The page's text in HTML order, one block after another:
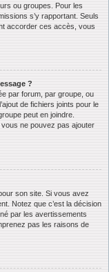
ou groupes. Pour les
s’y rapportant. Seuls
accorder ces accès, vous
?
par forum, par groupe, ou
de fichiers joints pour le
peut en joindre.
ne pouvez pas ajouter
son site. Si vous avez
Notez que c’est la décision
par les avertissements
pas les raisons de